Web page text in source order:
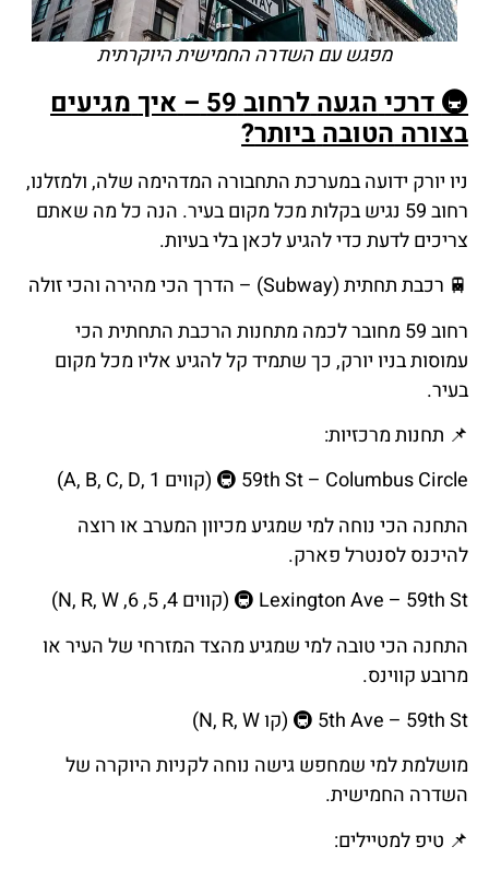
מפגש עם השדרה החמישית היוקרתית
🚇 דרכי הגעה לרחוב59
– איך מגיעים
בצורה הטובה ביותר?
ניו יורק ידועה במערכת התחבורה המדהימה שלה, ולמזלנו,
רחוב 59 נגיש בקלות מכל מקום בעיר. הנה כל מה שאתם
צריכים לדעת כדי להגיע לכאן בלי בעיות.
🚆 רכבתתחתית(Subway) – הדרך הכי מהירה והכי זולה
רחוב 59 מחובר לכמה מתחנות הרכבת התחתית הכי
עמוסות בניו יורק, כך שתמיד קל להגיע אליו מכל מקום
בעיר.
📌 תחנותמרכזיות:
59th St – Columbus Circle
🚇
(קווים
התחנה הכי נוחה למי שמגיע מכיוון המערב או רוצה
להיכנס לסנטרל פארק.
Lexington Ave – 59th St
🚇
(קווים
התחנה הכי טובה למי שמגיע מהצד המזרחי של העיר או
מרובע קווינס.
5th Ave – 59th St
🚇
(קוN, R, W)
מושלמת למי שמחפש גישה נוחה לקניות היוקרה של
השדרה החמישית.
📌 טיפלמטיילים: